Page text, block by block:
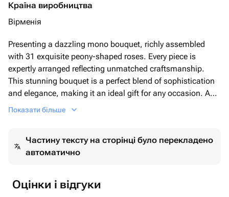
Країна виробництва
Вірменія
Presenting a dazzling mono bouquet, richly assembled
with 31 exquisite peony-shaped roses. Every piece is
expertly arranged reflecting unmatched craftsmanship.
This stunning bouquet is a perfect blend of sophistication
and elegance, making it an ideal gift for any occasion. Add
a touch of charm to your celebrations with this divine
Показати більше
Частину тексту на сторінці було перекладено
автоматично
Оцінки і відгуки